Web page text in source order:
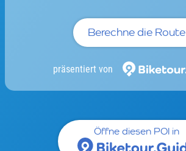
Berechne die Route
präsentiert von
Öffne diesen POI in